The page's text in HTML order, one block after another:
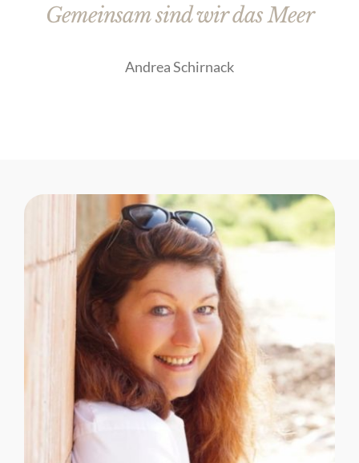
Gemeinsam sind wir das Meer
Andrea Schirnack